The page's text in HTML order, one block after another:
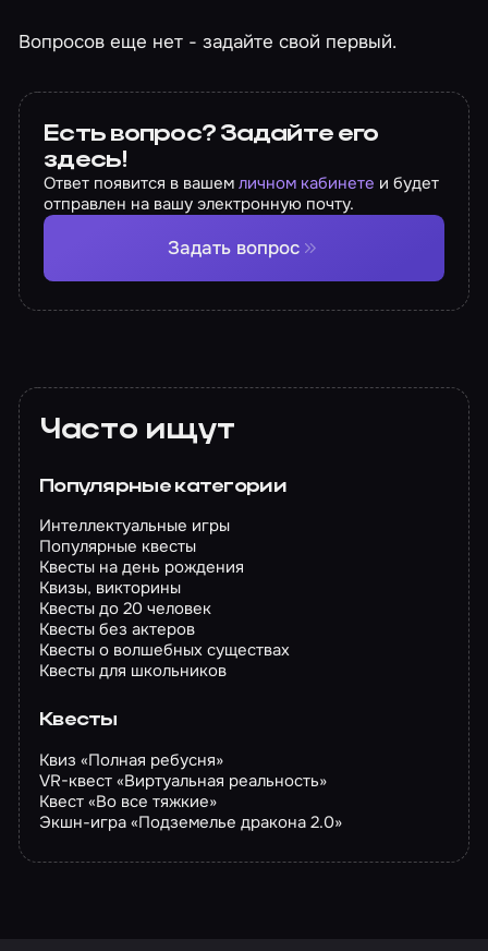
Вопросов еще нет - задайте свой первый.
Есть вопрос? Задайте его
здесь!
Ответ появится в вашемличном кабинете и будет
отправлен на вашу электронную почту.
Задать вопрос
Часто ищут
Популярные категории
Интеллектуальные игры
Популярные квесты
Квесты на день рождения
Квизы, викторины
Квесты до 20 человек
Квесты без актеров
Квесты о волшебных существах
Квесты для школьников
Квесты
Квиз «Полная ребусня»
VR-квест «Виртуальная реальность»
Квест «Во все тяжкие»
Экшн-игра «Подземелье дракона 2.0»